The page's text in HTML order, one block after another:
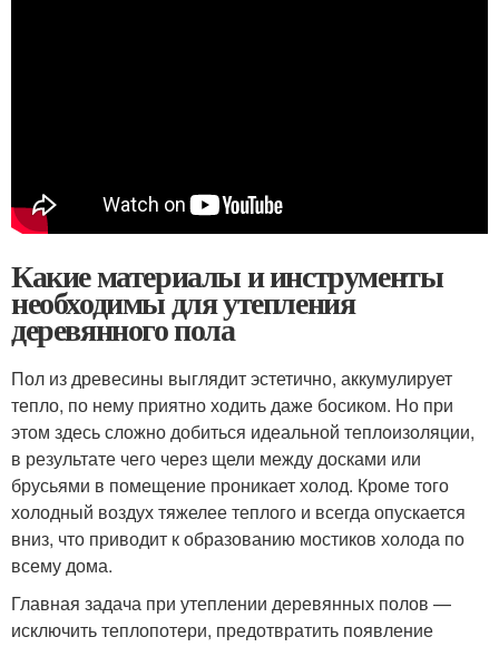
Какие материалы и инструменты
необходимы для утепления
деревянного пола
Пол из древесины выглядит эстетично, аккумулирует
тепло, по нему приятно ходить даже босиком. Но при
этом здесь сложно добиться идеальной теплоизоляции,
в результате чего через щели между досками или
брусьями в помещение проникает холод. Кроме того
холодный воздух тяжелее теплого и всегда опускается
вниз, что приводит к образованию мостиков холода по
всему дома.
Главная задача при утеплении деревянных полов —
исключить теплопотери, предотвратить появление